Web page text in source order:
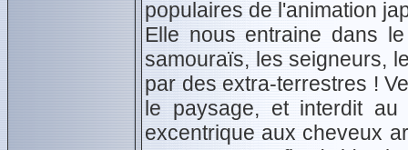
populaires de l'animation
Elle nous entraine dans
samouraïs, les seigneurs,
par des extra-terrestres !
le paysage, et interdit
excentrique aux cheveux